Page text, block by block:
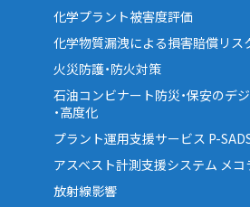
化学プラント被害度評価
化学物質漏洩による損害賠償リス
火災防護・防火対策
石油コンビナート防災・保安のデ
・高度化
プラント運用支援サービス P-
アスベスト計測支援システム メコ
放射線影響